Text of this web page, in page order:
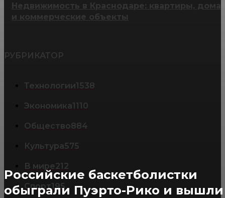
Российские баскетболистки
обыграли Пуэрто-Рико и вышли
Недвижимость в Краснодаре: квартиры, дома
и коммерческие объекты
РУБРИКАТОР
Технологии1538
Экономика1110
Общество884
Культура575
В мире212
Спорт195